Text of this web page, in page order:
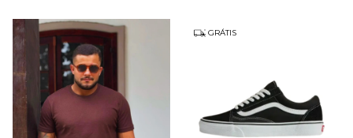
GRÁTIS